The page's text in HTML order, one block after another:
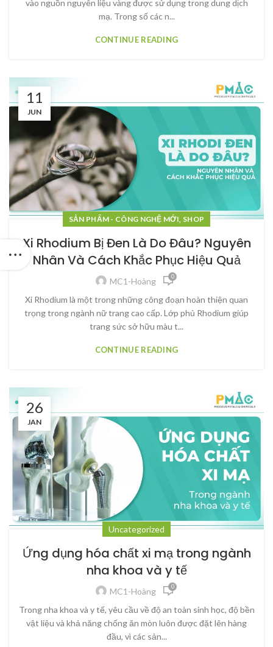
vào nguồn nguyên liệu vàng được sử dụng trong dung dịch
mạ. Trong số các n...
CONTINUE READING
11
JUN
SẢN PHẨM - CÔNG NGHỆ MỚI, SHOP
Xi Rhodium Bị Đen Là Do Đâu? Nguyên
Nhân Và Cách Khắc Phục Hiệu Quả
MC1-Hoàng 0
Xi Rhodium là một trong những công đoạn hoàn thiện quan
trọng trong ngành nữ trang cao cấp. Lớp phủ Rhodium giúp
trang sức sở hữu màu t...
CONTINUE READING
26
JAN
Uncategorized
Ứng dụng hóa chất xi mạ trong ngành
nha khoa và y tế
MC1-Hoàng 0
Trong nha khoa và y tế, yêu cầu về độ an toàn sinh học, độ bền
vật liệu và khả năng chống ăn mòn luôn được đặt lên hàng
đầu, vì các sản...